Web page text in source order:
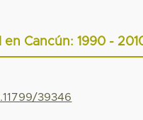
Cancún: 1990 -
39346